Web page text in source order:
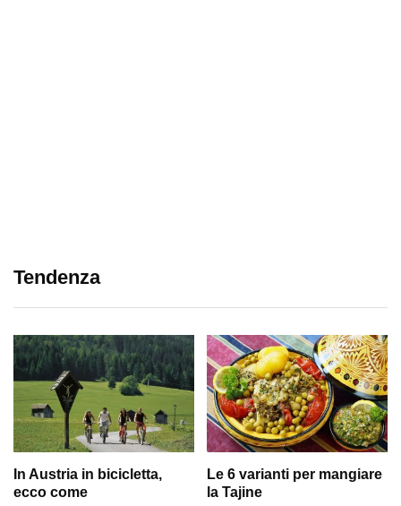
Tendenza
In Austria in bicicletta,
ecco come
Le 6 varianti per mangiare
la Tajine